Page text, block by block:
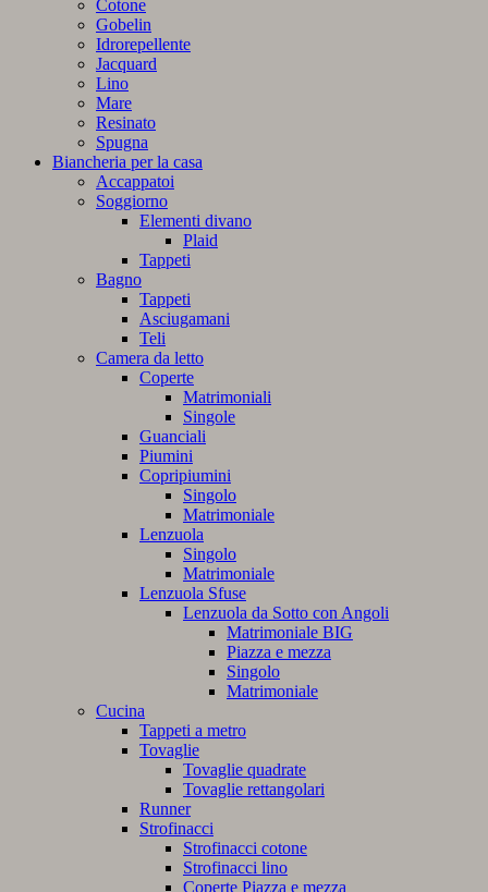
Cotone
Gobelin
Idrorepellente
Jacquard
Lino
Mare
Resinato
Spugna
Biancheria per la casa
Accappatoi
Soggiorno
Elementi divano
Plaid
Tappeti
Bagno
Tappeti
Asciugamani
Teli
Camera da letto
Coperte
Matrimoniali
Singole
Guanciali
Piumini
Copripiumini
Singolo
Matrimoniale
Lenzuola
Singolo
Matrimoniale
Lenzuola Sfuse
Lenzuola da Sotto con Angoli
Matrimoniale BIG
Piazza e mezza
Singolo
Matrimoniale
Cucina
Tappeti a metro
Tovaglie
Tovaglie quadrate
Tovaglie rettangolari
Runner
Strofinacci
Strofinacci cotone
Strofinacci lino
Coperte Piazza e mezza